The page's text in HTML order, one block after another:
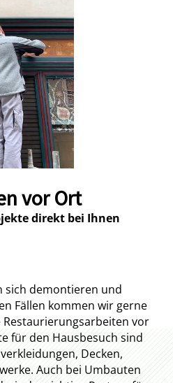
vor Ort
direkt bei Ihnen
sich demontieren und
Fällen kommen wir gerne
vor
für den Hausbesuch sind
Decken,
Auch bei Umbauten